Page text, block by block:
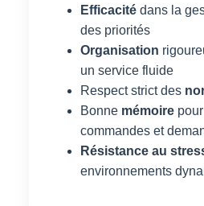
Efficacité dans la
des priorités
Organisation
un service fluide
Respect strict des
Bonne mémoire
commandes et
Résistance au
environnements